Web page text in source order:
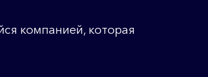
компанией, которая